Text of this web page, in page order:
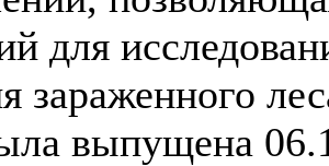
для
зараженного
выпущена